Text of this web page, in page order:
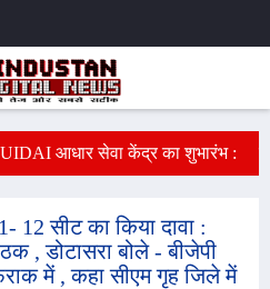
आधार सेवा केंद्र का शुभारंभ :
आधार कार्ड
12 सीट का किया दावा :
, डोटासरा बोले - बीजेपी
में , कहा सीएम गृह जिले में